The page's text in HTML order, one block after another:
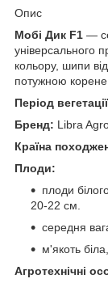
Опис
Мобі Дик F1 —
універсального
кольору, шипи
потужною
Період
Бренд: Libra
Країна
Плоди:
плоди
20-22 см.
середня
м'якоть
Агротехнічні